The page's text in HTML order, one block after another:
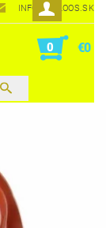
INFO@POLOOS.SK
0 €0